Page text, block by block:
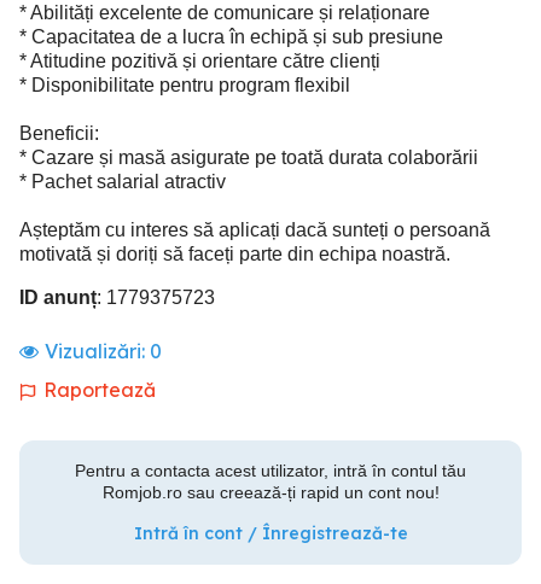
* Abilități excelente de comunicare și relaționare
* Capacitatea de a lucra în echipă și sub presiune
* Atitudine pozitivă și orientare către clienți
* Disponibilitate pentru program flexibil
Beneficii:
* Cazare și masă asigurate pe toată durata colaborării
* Pachet salarial atractiv
Așteptăm cu interes să aplicați dacă sunteți o persoană
motivată și doriți să faceți parte din echipa noastră.
ID anunț: 1779375723
Vizualizări: 0
Raportează
Pentru a contacta acest utilizator, intră în contul tău
Romjob.ro sau creează-ți rapid un cont nou!
Intră în cont / Înregistrează-te